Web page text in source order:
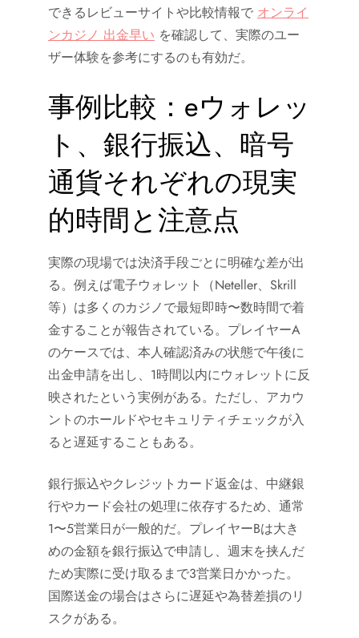
できるレビューサイトや比較情報で オンライ
ンカジノ 出金早い を確認して、実際のユー
ザー体験を参考にするのも有効だ。
事例比較：eウォレッ
ト、銀行振込、暗号
通貨それぞれの現実
的時間と注意点
実際の現場では決済手段ごとに明確な差が出
る。例えば電子ウォレット（Neteller、Skrill
等）は多くのカジノで最短即時〜数時間で着
金することが報告されている。プレイヤーA
のケースでは、本人確認済みの状態で午後に
出金申請を出し、1時間以内にウォレットに反
映されたという実例がある。ただし、アカウ
ントのホールドやセキュリティチェックが入
ると遅延することもある。
銀行振込やクレジットカード返金は、中継銀
行やカード会社の処理に依存するため、通常
1〜5営業日が一般的だ。プレイヤーBは大き
めの金額を銀行振込で申請し、週末を挟んだ
ため実際に受け取るまで3営業日かかった。
国際送金の場合はさらに遅延や為替差損のリ
スクがある。